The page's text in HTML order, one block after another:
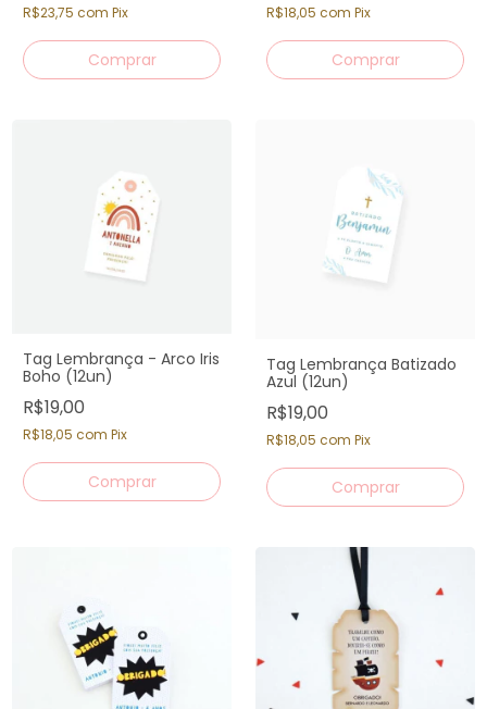
R$23,75 com Pix R$18,05 com Pix
Tag Lembrança - Arco Iris
Boho (12un)
R$19,00
R$18,05 com Pix
Tag Lembrança Batizado
Azul (12un)
R$19,00
R$18,05 com Pix